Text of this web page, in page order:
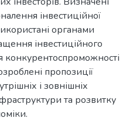
інвестиційної
органами
інвестиційного
пропозиції
і зовнішніх
та розвитку